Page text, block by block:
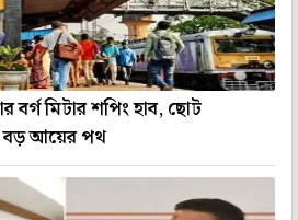
বর্গ মিটার শপিং হাব, ছোট
বড় আয়ের পথ